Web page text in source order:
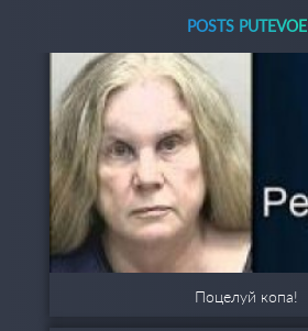
POSTS PUTEVOE
Поцелуй копа!